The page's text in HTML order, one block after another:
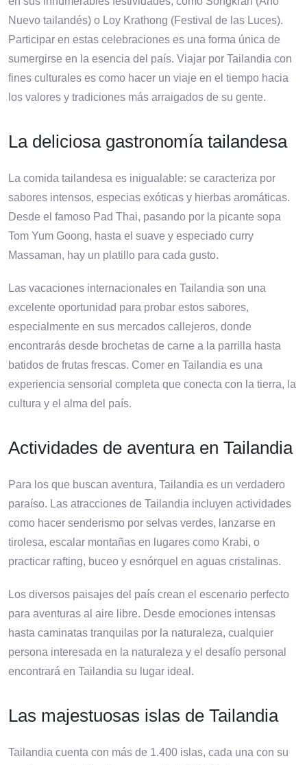
Nuevo tailandés) o Loy Krathong (Festival de las Luces).
Participar en estas celebraciones es una forma única de
sumergirse en la esencia del país. Viajar por Tailandia con
fines culturales es como hacer un viaje en el tiempo hacia
los valores y tradiciones más arraigados de su gente.
La deliciosa gastronomía tailandesa
La comida tailandesa es inigualable: se caracteriza por
sabores intensos, especias exóticas y hierbas aromáticas.
Desde el famoso Pad Thai, pasando por la picante sopa
Tom Yum Goong, hasta el suave y especiado curry
Massaman, hay un platillo para cada gusto.
Las vacaciones internacionales en Tailandia son una
excelente oportunidad para probar estos sabores,
especialmente en sus mercados callejeros, donde
encontrarás desde brochetas de carne a la parrilla hasta
batidos de frutas frescas. Comer en Tailandia es una
experiencia sensorial completa que conecta con la tierra, la
cultura y el alma del país.
Actividades de aventura en Tailandia
Para los que buscan aventura, Tailandia es un verdadero
paraíso. Las atracciones de Tailandia incluyen actividades
como hacer senderismo por selvas verdes, lanzarse en
tirolesa, escalar montañas en lugares como Krabi, o
practicar rafting, buceo y esnórquel en aguas cristalinas.
Los diversos paisajes del país crean el escenario perfecto
para aventuras al aire libre. Desde emociones intensas
hasta caminatas tranquilas por la naturaleza, cualquier
persona interesada en la naturaleza y el desafío personal
encontrará en Tailandia su lugar ideal.
Las majestuosas islas de Tailandia
Tailandia cuenta con más de 1.400 islas, cada una con su